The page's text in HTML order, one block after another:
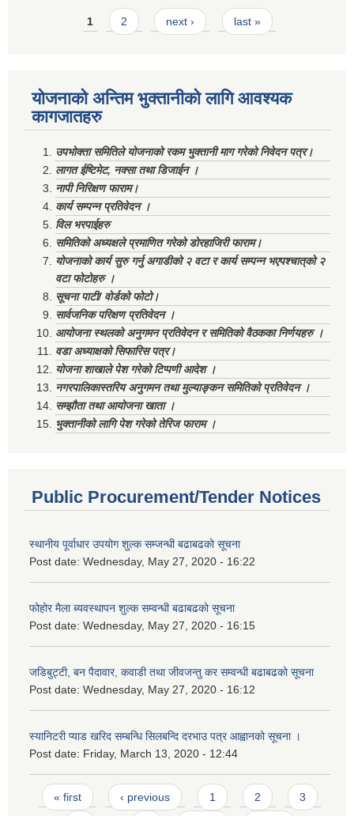
Pages1 2 next › last »
योजनाको अन्तिम भुक्तानीको लागि आवश्यक
कागजातहरु
उपभोक्ता समितिले योजनाको रकम भुक्तानी माग गरेको निवेदन पत्र।
लागत ईष्टिमेट, नक्सा तथा डिजाईन ।
नापी निरिक्षण फाराम।
कार्य सम्पन्न प्रतिवेदन ।
विल भरपाईहरु
समितिको अध्यक्षले प्रमाणित गरेको डोरहाजिरी फाराम।
योजनाको कार्य सुरु गर्नु अगाडीको २ वटा र कार्य सम्पन्न भएपश्चात्‌को २
वटा फोटोहरु ।
सूचना पाटी/ वोर्डको फोटो।
सार्वजनिक परिक्षण प्रतिवेदन ।
आयोजना स्थलको अनुगमन प्रतिवेदन र समितिको वैठकका निर्णयहरु ।
वडा अध्याक्षको सिफारिस पत्र।
योजना शाखाले पेश गरेको टिप्पणी आदेश ।
नगरपालिकास्तरिय अनुगमन तथा मुल्याङ्कन समितिको प्रतिवेदन ।
सम्झौता तथा आयोजना खाता ।
भुक्तानीको लागि पेश गरेको तेरिज फाराम ।
Public Procurement/Tender Notices
स्थानीय पूर्वाधार उपयोग शुल्क सम्जन्धी बढाबढको सूचना
Post date: Wednesday, May 27, 2020 - 16:22
फोहोर मैला ब्यवस्थापन शुल्क सम्वन्धी बढाबढको सूचना
Post date: Wednesday, May 27, 2020 - 16:15
जडिबुट्टी, बन पैदावार, कवाडी तथा जीवजन्तु कर सम्वन्धी बढाबढको सूचना
Post date: Wednesday, May 27, 2020 - 16:12
स्यानिटरी प्याड खरिद सम्बन्धि सिलबन्दि दरभाउ पत्र आह्वानको सूचना ।
Post date: Friday, March 13, 2020 - 12:44
Pages
« first ‹ previous 1 2 3